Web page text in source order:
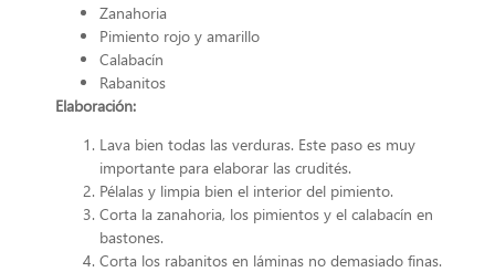
Zanahoria
Pimiento rojo y amarillo
Calabacín
Rabanitos
Elaboración:
Lava bien todas las verduras. Este paso es muy
importante para elaborar las crudités.
Pélalas y limpia bien el interior del pimiento.
Corta la zanahoria, los pimientos y el calabacín en
bastones.
Corta los rabanitos en láminas no demasiado finas.